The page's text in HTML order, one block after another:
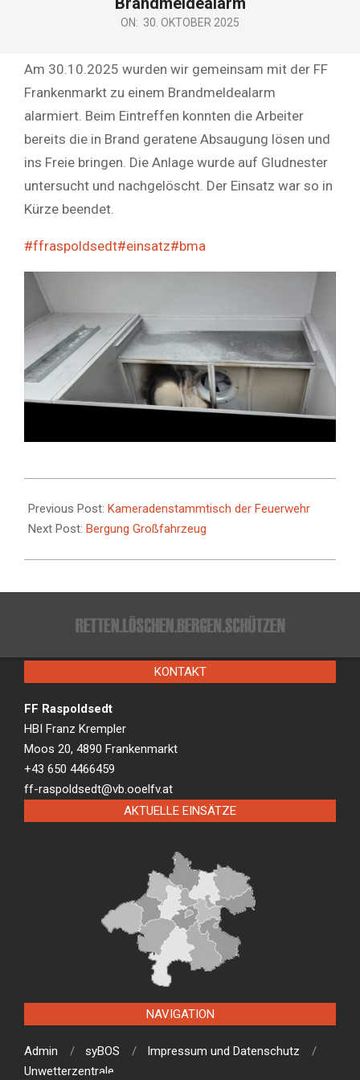
ON: 30. OKTOBER 2025
Am 30.10.2025 wurden wir gemeinsam mit der FF
Frankenmarkt zu einem Brandmeldealarm
alarmiert. Beim Eintreffen konnten die Arbeiter
bereits die in Brand geratene Absaugung lösen und
ins Freie bringen. Die Anlage wurde auf Gludnester
untersucht und nachgelöscht. Der Einsatz war so in
Kürze beendet.
#ffraspoldsedt#einsatz#bma
10-
30
Previous Post: Kameradenstammtisch der Feuerwehr
Next Post: Bergung Großfahrzeug
KONTAKT
FF Raspoldsedt
HBI Franz Krempler
Moos 20, 4890 Frankenmarkt
+43 650 4466459
ff-raspoldsedt@vb.ooelfv.at
AKTUELLE EINSÄTZE
NAVIGATION
Admin syBOS
Impressum und Datenschutz
Unwetterzentrale